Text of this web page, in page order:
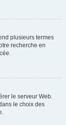
plusieurs termes
recherche en
le serveur Web.
le choix des